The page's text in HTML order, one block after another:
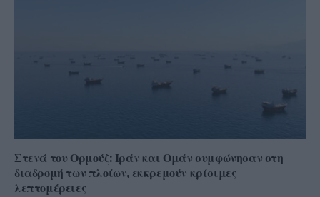
Στενά του Ορμούζ: Ιράν και Ομάν συμφώνησαν στη
διαδρομή των πλοίων, εκκρεμούν κρίσιμες
λεπτομέρειες